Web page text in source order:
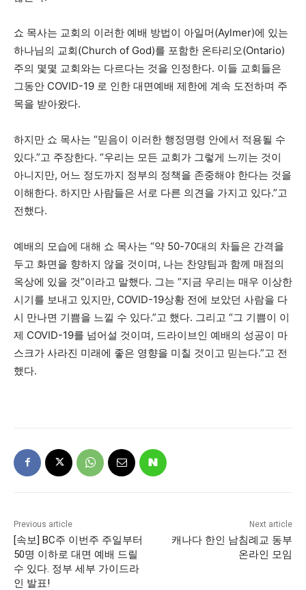
쇼 목사는 교회의 이러한 예배 방법이 아일머(Aylmer)에 있는
하나님의 교회(Church of God)를 포함한 온타리오(Ontario)
주의 몇몇 교회와는 다르다는 것을 인정한다. 이들 교회들은
그동안 COVID-19 로 인한 대면예배 제한에 계속 도전하며 주
목을 받아왔다.
하지만 쇼 목사는 “믿음이 이러한 행정명령 안에서 적용될 수
있다.”고 주장한다. “우리는 모든 교회가 그렇게 느끼는 것이
아니지만, 어느 정도까지 정부의 정책을 존중해야 한다는 것을
이해한다. 하지만 사람들은 서로 다른 의견을 가지고 있다.”고
전했다.
예배의 모습에 대해 쇼 목사는 “약 50-70대의 차들은 간격을
두고 화면을 향하지 않을 것이며, 나는 찬양팀과 함께 매점의
옥상에 있을 것”이라고 말했다. 그는 “지금 우리는 매우 이상한
시기를 보내고 있지만, COVID-19상황 전에 보았던 사람을 다
시 만나면 기쁨을 느낄 수 있다.”고 했다. 그리고 “그 기쁨이 이
제 COVID-19를 넘어설 것이며, 드라이브인 예배의 성공이 마
스크가 사라진 미래에 좋은 영향을 미칠 것이고 믿는다.”고 전
했다.
Previous article
[속보] BC주 이번주 주일부터
50명 이하로 대면 예배 드릴
수 있다. 정부 세부 가이드라
인 발표!
Next article
캐나다 한인 남침례교 동부
온라인 모임